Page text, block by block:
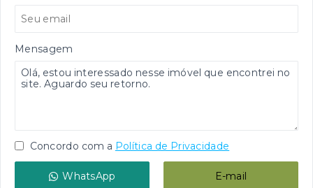
Mensagem
Concordo com a Política de Privacidade
WhatsApp E-mail